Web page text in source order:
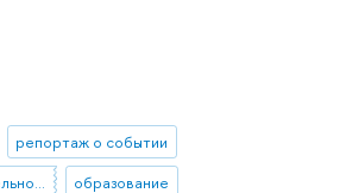
репортаж о событии
общественная деятельность
образование